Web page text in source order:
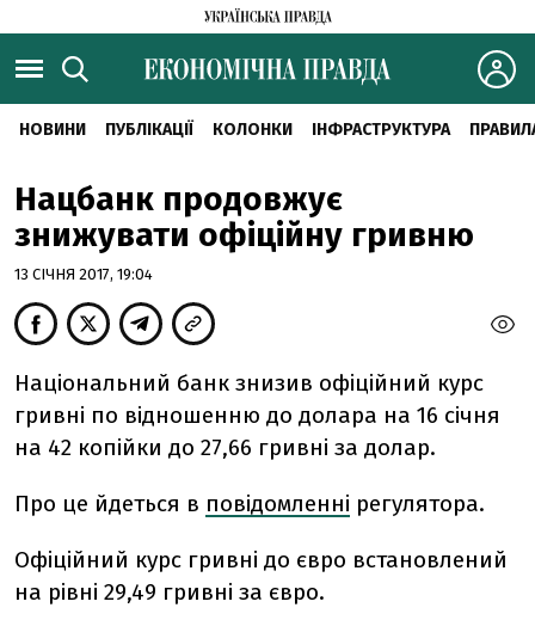
НОВИНИ ПУБЛІКАЦІЇ КОЛОНКИ ІНФРАСТРУКТУРА
Нацбанк продовжує
знижувати офіційну гривню
13 СІЧНЯ 2017, 19:04
Національний банк знизив офіційний курс
гривні по відношенню до долара на 16 січня
на 42 копійки до 27,66 гривні за долар.
Про це йдеться в повідомленні регулятора.
Офіційний курс гривні до євро встановлений
на рівні 29,49 гривні за євро.